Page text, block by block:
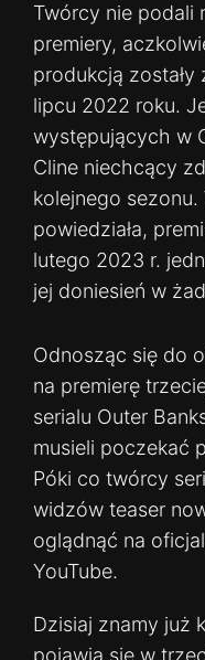
Twórcy nie podali
premiery,
produkcją
lipcu 2022 roku.
występujących w
Cline niechcący
kolejnego sezonu.
powiedziała,
lutego 2023 r.
jej doniesień w
Odnosząc się do
na premierę
serialu Outer
musieli poczekać
Póki co twórcy
widzów teaser
oglądnąć na
YouTube.
Dzisiaj znamy już
pojawią się w